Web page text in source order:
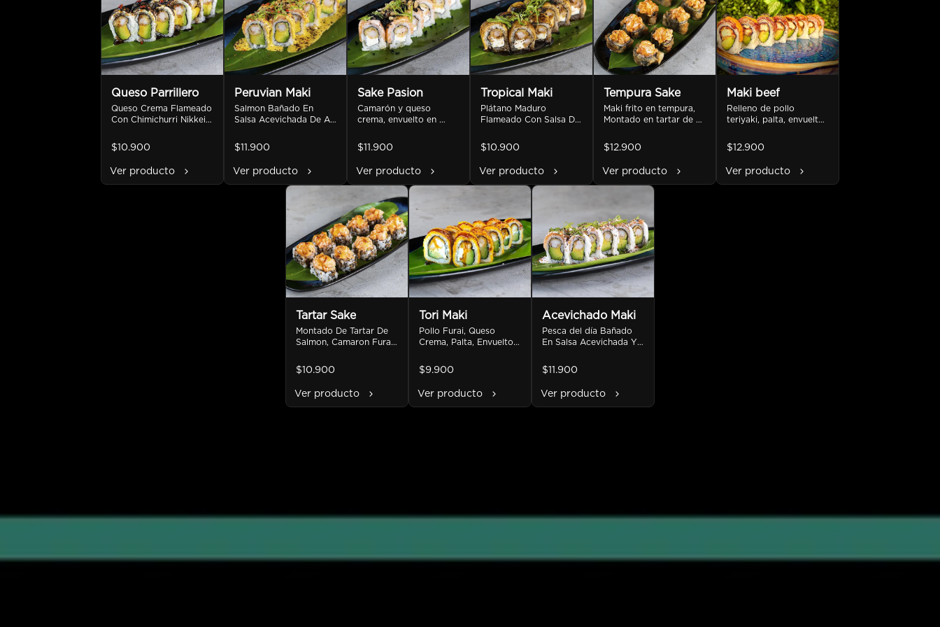
Queso Parrillero
Queso Crema Flameado
Con Chimichurri Nikkei,
$10.900
Ver producto
Peruvian Maki
Salmon Bañado En
Salsa Acevichada De Ají
Furikake Y Cebollin,
Camaron Furai Y Palta.
$11.900
Ver producto
Sake Pasion
Camarón y queso
crema, envuelto en
maracuyá y ciboulette
fresco.
$11.900
Ver producto
Tropical Maki
Plátano Maduro
Flameado Con Salsa De
Camaron Furai Y Queso
Crema.
$10.900
Ver producto
Tempura Sake
Maki frito en tempura,
Montado en tartar de
Queso crema y palta,
bañado en salsa unagi
$12.900
Ver producto
Maki beef
Relleno de pollo
teriyaki, palta, envuelto
anticuchera.
$12.900
Ver producto
Tartar Sake
Montado De Tartar De
Salmon, Camaron Furai,
Bañado En Salsa De
Maracuya
$10.900
Ver producto
Tori Maki
Pollo Furai, Queso
Crema, Palta, Envuelto
Salsa Teriyaki.
$9.900
Ver producto
Acevichado Maki
Pesca del día Bañado
En Salsa Acevichada Y
Camaron Furai y Palta
$11.900
Ver producto